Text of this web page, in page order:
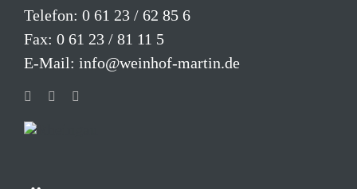
Telefon: 0 61 23 / 62 85 6
Fax: 0 61 23 / 81 11 5
E-Mail: info@weinhof-martin.de